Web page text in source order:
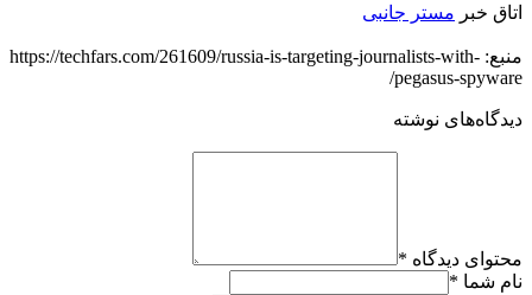
اتاق خبر مستر جانبی
منبع: https://techfars.com/261609/russia-is-targeting-journalists-with-
pegasus-spyware/
دیدگاه‌های نوشته
محتوای دیدگاه *
نام شما *